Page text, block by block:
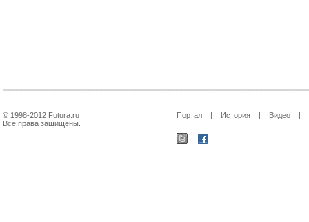
© 1998-2012 Futura.ru
Все права защищены.
Портал | История | Видео |